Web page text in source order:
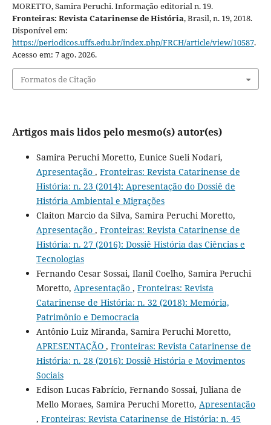
MORETTO, Samira Peruchi. Informação editorial n. 19.
Fronteiras: Revista Catarinense de História, Brasil, n. 19, 2018.
Disponível em:
https://periodicos.uffs.edu.br/index.php/FRCH/article/view/10587.
Acesso em: 7 ago. 2026.
Formatos de Citação
Artigos mais lidos pelo mesmo(s) autor(es)
Samira Peruchi Moretto, Eunice Sueli Nodari,
Apresentação , Fronteiras: Revista Catarinense de
História: n. 23 (2014): Apresentação do Dossiê de
História Ambiental e Migrações
Claiton Marcio da Silva, Samira Peruchi Moretto,
Apresentação , Fronteiras: Revista Catarinense de
História: n. 27 (2016): Dossiê História das Ciências e
Tecnologias
Fernando Cesar Sossai, Ilanil Coelho, Samira Peruchi
Moretto, Apresentação , Fronteiras: Revista
Catarinense de História: n. 32 (2018): Memória,
Patrimônio e Democracia
Antônio Luiz Miranda, Samira Peruchi Moretto,
APRESENTAÇÃO , Fronteiras: Revista Catarinense de
História: n. 28 (2016): Dossiê História e Movimentos
Sociais
Edison Lucas Fabrício, Fernando Sossai, Juliana de
Mello Moraes, Samira Peruchi Moretto, Apresentação
, Fronteiras: Revista Catarinense de História: n. 45